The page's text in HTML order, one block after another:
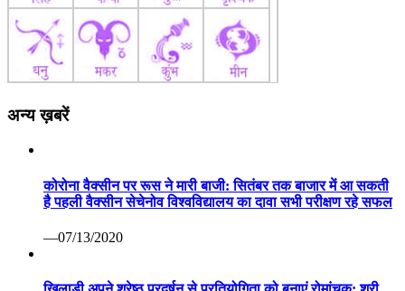
अन्य ख़बरें
कोरोना वैक्सीन पर रूस ने मारी बाजी: सितंबर तक बाजार में आ सकती
है पहली वैक्सीन सेचेनोव विश्वविद्यालय का दावा सभी परीक्षण रहे सफल
—07/13/2020